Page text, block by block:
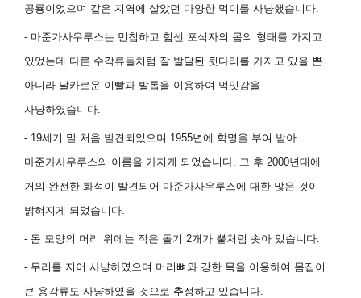
공룡이었으며 같은 지역에 살았던 다양한 먹이를 사냥했습니다.
- 마준가사우루스는 민첩하고 힘센 포식자의 몸의 형태를 가지고
있었는데 다른 수각류들처럼 잘 발달된 뒷다리를 가지고 있을 뿐
아니라 날카로운 이빨과 발톱을 이용하여 먹잇감을
사냥하였습니다.
- 19세기 말 처음 발견되었으며 1955년에 학명을 부여 받아
마준가사우루스의 이름을 가지게 되었습니다. 그 후2000년대에
거의 완전한 화석이 발견되어 마준가사우루스에 대한 많은 것이
밝혀지게 되었습니다.
- 돔 모양의 머리 위에는 작은 돌기2개가 뿔처럼 솟아 있습니다.
- 무리를 지어 사냥하였으며 머리뼈와 강한 목을 이용하여 몸집이
큰 용각류도 사냥하였을 것으로 추정하고 있습니다.